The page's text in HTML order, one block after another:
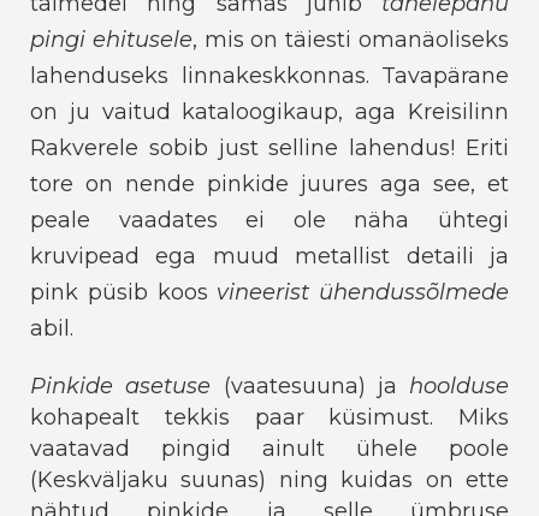
pingi ehitusele, mis on täiesti omanäoliseks
lahenduseks linnakeskkonnas. Tavapärane
on ju vaitud kataloogikaup, aga Kreisilinn
Rakverele sobib just selline lahendus! Eriti
tore on nende pinkide juures aga see, et
peale vaadates ei ole näha ühtegi
kruvipead ega muud metallist detaili ja
pink püsib koos vineerist ühendussõlmede
abil.
Pinkide asetuse (vaatesuuna) ja hoolduse
kohapealt tekkis paar küsimust. Miks
vaatavad pingid ainult ühele poole
(Keskväljaku suunas) ning kuidas on ette